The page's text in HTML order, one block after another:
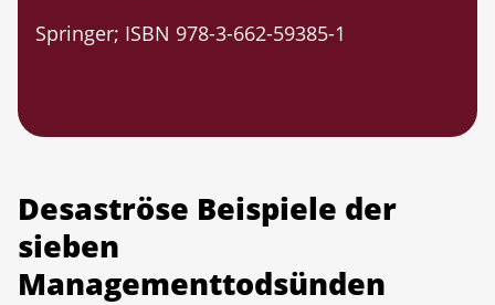
Springer; ISBN 978-3-662-59385-1
Desaströse Beispiele der
sieben
Managementtodsünden